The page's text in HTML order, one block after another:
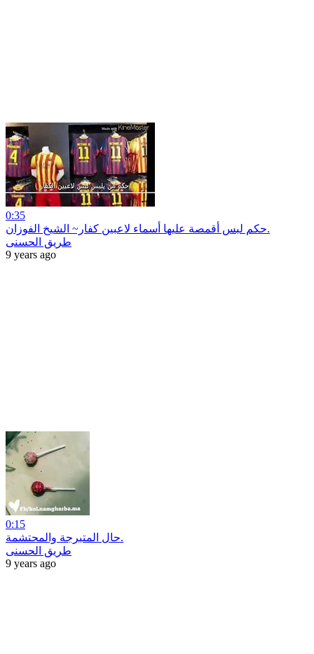
0:35
حكم لبس أقمصة عليها أسماء لاعبين كفار~ الشيخ الفوزان.
طريق الحسنى
9 years ago
0:15
حال المتبرجة والمحتشمة.
طريق الحسنى
9 years ago